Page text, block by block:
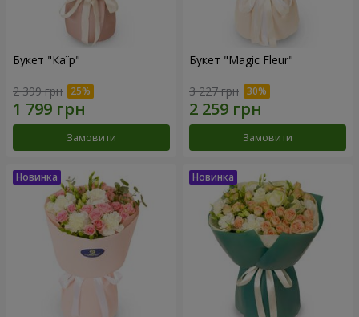
Букет "Каїр"
2 399 грн
Замовити
Букет "Magic Fleur"
3 227 грн
Замовити